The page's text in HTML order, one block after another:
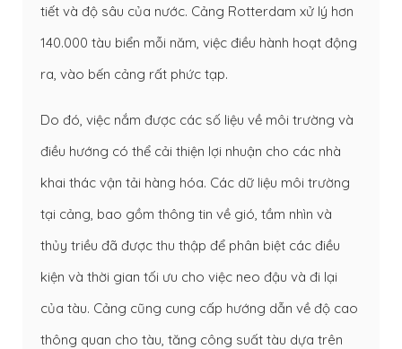
tiết và độ sâu của nước. Cảng Rotterdam xử lý hơn
140.000 tàu biển mỗi năm, việc điều hành hoạt động
ra, vào bến cảng rất phức tạp.
Do đó, việc nắm được các số liệu về môi trường và
điều hướng có thể cải thiện lợi nhuận cho các nhà
khai thác vận tải hàng hóa. Các dữ liệu môi trường
tại cảng, bao gồm thông tin về gió, tầm nhìn và
thủy triều đã được thu thập để phân biệt các điều
kiện và thời gian tối ưu cho việc neo đậu và đi lại
của tàu. Cảng cũng cung cấp hướng dẫn về độ cao
thông quan cho tàu, tăng công suất tàu dựa trên